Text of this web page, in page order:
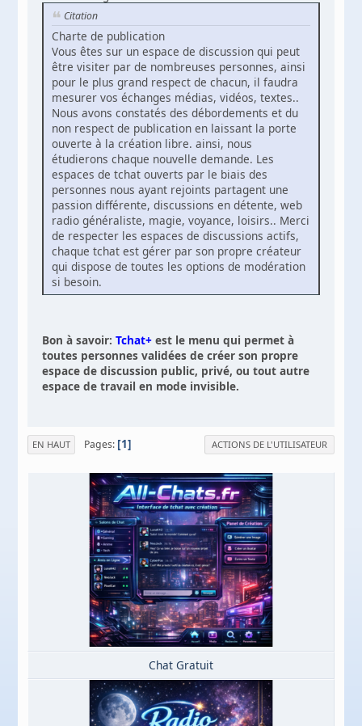
Citation
Charte de publication
Vous êtes sur un espace de discussion qui peut
être visiter par de nombreuses personnes, ainsi
pour le plus grand respect de chacun, il faudra
mesurer vos échanges médias, vidéos, textes..
Nous avons constatés des débordements et du
non respect de publication en laissant la porte
ouverte à la création libre. ainsi, nous
étudierons chaque nouvelle demande. Les
espaces de tchat ouverts par le biais des
personnes nous ayant rejoints partagent une
passion différente, discussions en détente, web
radio généraliste, magie, voyance, loisirs.. Merci
de respecter les espaces de discussions actifs,
chaque tchat est gérer par son propre créateur
qui dispose de toutes les options de modération
si besoin.
Bon à savoir:Tchat+ est le menu qui permet à
toutes personnes validées de créer son propre
espace de discussion public, privé, ou tout autre
espace de travail en mode invisible.
EN HAUT Pages 1 ACTIONS DE L'UTILISATEUR
Chat Gratuit